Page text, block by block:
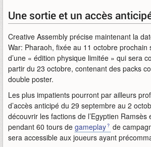
Une sortie et un accès
Creative Assembly précise maintenant la
War: Pharaoh, fixée au 11 octobre prochain
d’une « édition physique limitée » qui sera
partir du 23 octobre, contenant des packs
double poster.
Les plus impatients pourront par ailleurs
d’accès anticipé du 29 septembre au 2
découvrir les factions de l’Egyptien Ramsès
pendant 60 tours de gameplay
de
sera accessible aux joueurs ayant